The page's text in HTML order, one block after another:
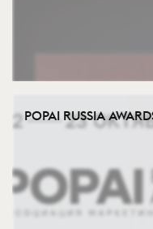
POPAI RUSSIA